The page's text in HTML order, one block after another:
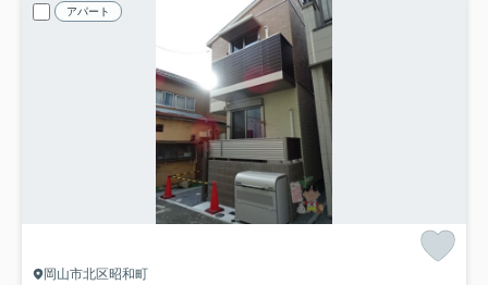
アパート
岡山市北区昭和町